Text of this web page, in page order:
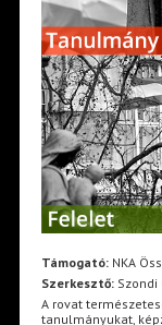
Támogató:NKA
Szerkesztő:Szondi
A rovat
tanulmányukat,